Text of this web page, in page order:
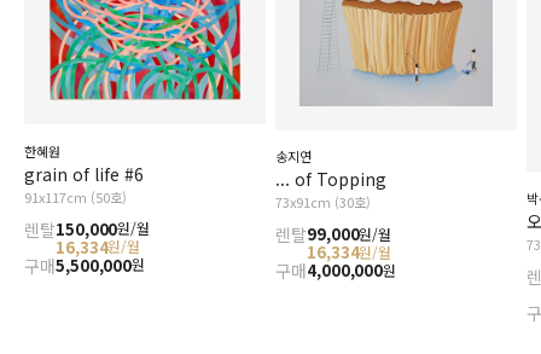
한혜원
grain of life #6
91x117cm (50호)
렌탈150,000원/월
16,334원/월
구매5,500,000원
송지연
... of Topping
73x91cm (30호)
렌탈99,000원/월
16,334원/월
구매4,000,000원